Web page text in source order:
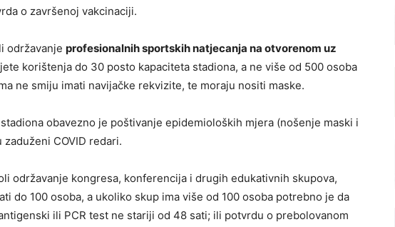
o završenoj vakcinaciji.
održavanje profesionalnih sportskih natjecanja na otvorenom uz
korištenja do 30 posto kapaciteta stadiona, a ne više od 500 osoba
ne smiju imati navijačke rekvizite, te moraju nositi maske.
obavezno je poštivanje epidemioloških mjera (nošenje maski i
COVID redari.
održavanje kongresa, konferencija i drugih edukativnih skupova,
do 100 osoba, a ukoliko skup ima više od 100 osoba potrebno je da
ili PCR test ne stariji od 48 sati; ili potvrdu o prebolovanom